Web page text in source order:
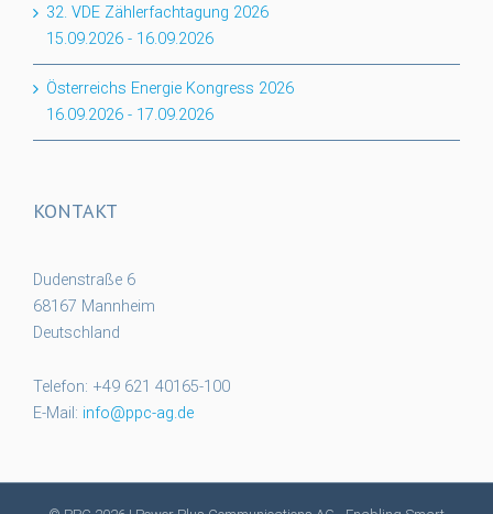
32. VDE Zählerfachtagung 2026
15.09.2026 - 16.09.2026
Österreichs Energie Kongress 2026
16.09.2026 - 17.09.2026
KONTAKT
Dudenstraße 6
68167 Mannheim
Deutschland
Telefon: +49 621 40165-100
E-Mail: info@ppc-ag.de